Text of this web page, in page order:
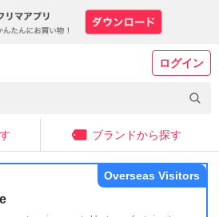
ログイン
ブランドから探す
Overseas Visitors